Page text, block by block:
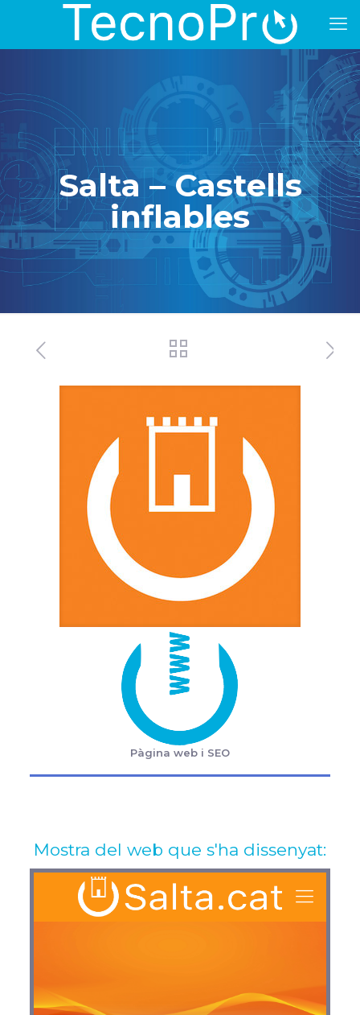
Salta – Castells
inflables
Pàgina web i SEO
Mostra del web que s'ha dissenyat: